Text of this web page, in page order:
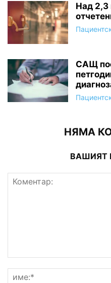
Над 2,3
САЩ
НЯМА
ВАШИЯТ